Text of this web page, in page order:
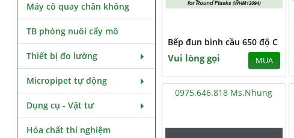
Bếp đun bình cầu 650 độ C
Vui lòng gọi MUA
0975.646.818 Ms.Nhung
Máy cô quay chân không
TB phòng nuôi cấy mô
Thiết bị đo lường
Micropipet tự động
Dụng cụ - Vật tư
Hóa chất thí nghiệm